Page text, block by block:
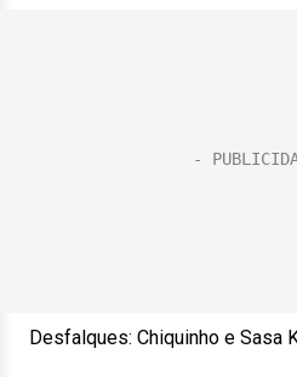
Desfalques: Chiquinho e Sasa